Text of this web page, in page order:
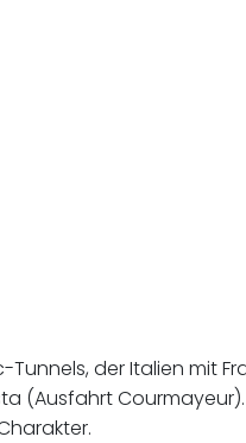
der Italien mit
(Ausfahrt